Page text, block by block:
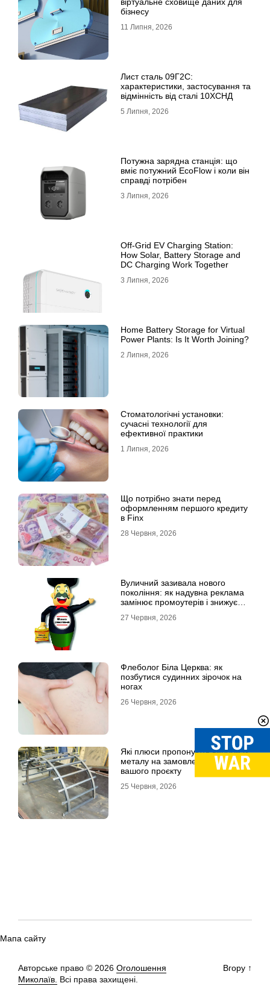
бізнесу
11 Липня, 2026
Лист сталь 09Г2С:
характеристики, застосування та
відмінність від сталі 10ХСНД
5 Липня, 2026
Потужна зарядна станція: що
вміє потужний EcoFlow і коли він
справді потрібен
3 Липня, 2026
Off-Grid EV Charging Station:
How Solar, Battery Storage and
DC Charging Work Together
3 Липня, 2026
Home Battery Storage for Virtual
Power Plants: Is It Worth Joining?
2 Липня, 2026
Стоматологічні установки:
сучасні технології для
ефективної практики
1 Липня, 2026
Що потрібно знати перед
оформленням першого кредиту
в Finx
28 Червня, 2026
Вуличний зазивала нового
покоління: як надувна реклама
замінює промоутерів і знижує
27 Червня, 2026
Флеболог Біла Церква: як
позбутися судинних зірочок на
ногах
26 Червня, 2026
Які плюси пропонують вироби із
металу на замовлення для
вашого проєкту
25 Червня, 2026
Мапа сайту
Авторське право © 2026 Оголошення
Миколаїв. Всі права захищені.
Вгору ↑